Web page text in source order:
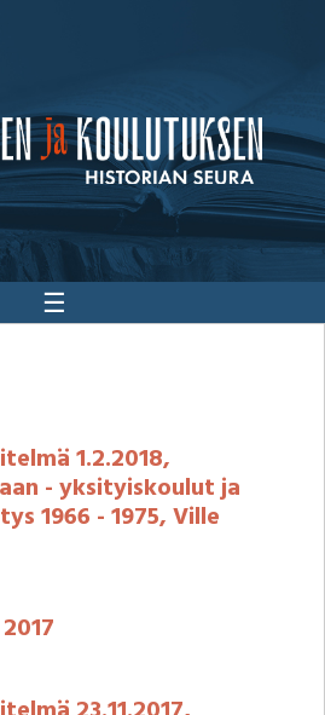
☰
1.2.2018,
- yksityiskoulut ja
1966 - 1975, Ville